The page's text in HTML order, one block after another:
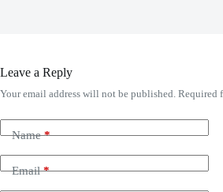
Leave a Reply
Your email address will not be published. Required
Name*
Email*